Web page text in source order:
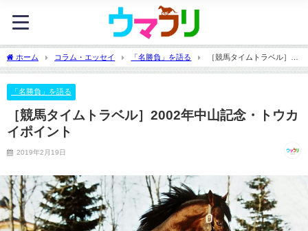
ホーム コラム・エッセイ 「名勝負」を語る
［競馬タイムトラベル］
2002年中山記念・トウカイポイント
「名勝負」を語る
［競馬タイムトラベル］2002年中山記念・トウカ
イポイント
2019年2月19日